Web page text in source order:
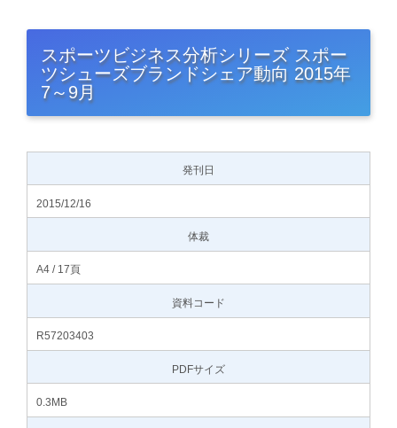
スポーツビジネス分析シリーズ スポー
ツシューズブランドシェア動向 2015年
7～9月
発刊日
2015/12/16
体裁
A4 / 17頁
資料コード
R57203403
PDFサイズ
0.3MB